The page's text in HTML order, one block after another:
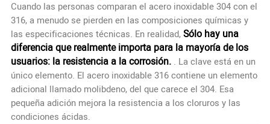
Cuando las personas comparan el acero inoxidable 304 con el
316, a menudo se pierden en las composiciones químicas y
las especificaciones técnicas. En realidad,Sólo hay una
diferencia que realmente importa para la mayoría de los
usuarios: la resistencia a la corrosión. . La clave está en un
único elemento. El acero inoxidable 316 contiene un elemento
adicional llamado molibdeno, del que carece el 304. Esa
pequeña adición mejora la resistencia a los cloruros y las
condiciones ácidas.